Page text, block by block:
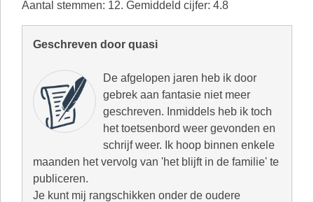
Aantal stemmen: 12. Gemiddeld cijfer: 4.8
Geschreven door quasi
De afgelopen jaren heb ik door
gebrek aan fantasie niet meer
geschreven. Inmiddels heb ik toch
het toetsenbord weer gevonden en
schrijf weer. Ik hoop binnen enkele
maanden het vervolg van 'het blijft in de familie' te
publiceren.
Je kunt mij rangschikken onder de oudere